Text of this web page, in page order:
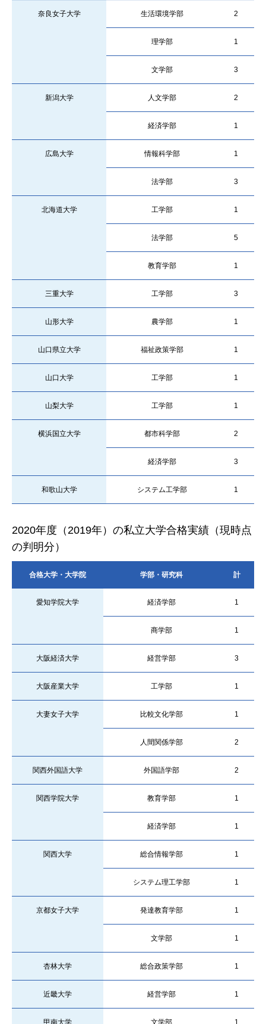
奈良女子大学 生活環境学部 2
理学部 1
文学部 3
新潟大学 人文学部 2
経済学部 1
広島大学 情報科学部 1
法学部 3
北海道大学 工学部 1
法学部 5
教育学部 1
三重大学 工学部 3
山形大学 農学部 1
山口県立大学 福祉政策学部 1
山口大学 工学部 1
山梨大学 工学部 1
横浜国立大学 都市科学部 2
経済学部 3
和歌山大学 システム工学部 1
2020年度（2019年）の私立大学合格実績（現時点
の判明分）
合格大学・大学院 学部・研究科 計
愛知学院大学 経済学部 1
商学部 1
大阪経済大学 経営学部 3
大阪産業大学 工学部 1
大妻女子大学 比較文化学部 1
人間関係学部 2
関西外国語大学 外国語学部 2
関西学院大学 教育学部 1
経済学部 1
関西大学 総合情報学部 1
システム理工学部 1
京都女子大学 発達教育学部 1
文学部 1
杏林大学 総合政策学部 1
近畿大学 経営学部 1
甲南大学 文学部 1